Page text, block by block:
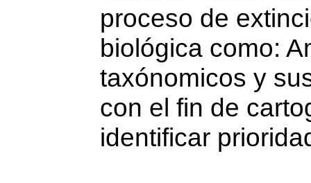
proceso de
biológica como:
taxónomicos y
con el fin de
identificar